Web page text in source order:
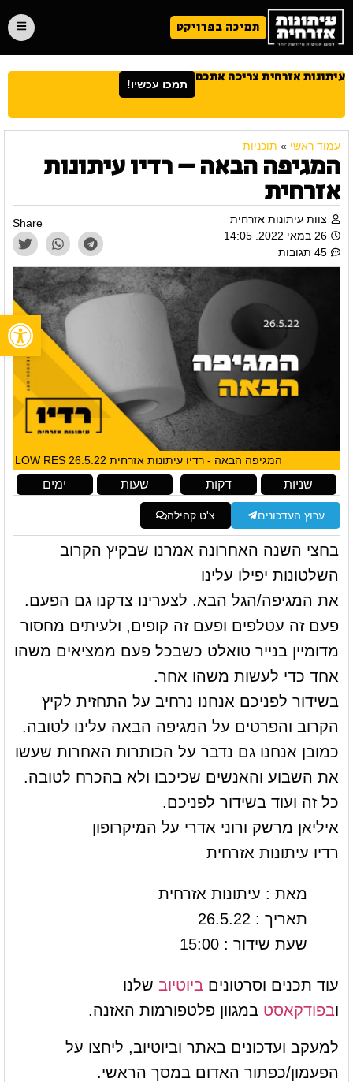
תמיכה בפרויקט
עיתונות אזרחית צריכה אתכם תמכו עכשיו!
עמוד ראשי » תוכניות
המגיפה הבאה – רדיו עיתונות
אזרחית
צוות עיתונות אזרחית
26 במאי 2022. 14:05
45 תגובות
Share
המגיפה הבאה - רדיו עיתונות אזרחית 26.5.22 LOW RES
ימים שעות דקות שניות
ערוץ העדכונים צ'ט קהילה
בחצי השנה האחרונה אמרנו שבקיץ הקרוב
השלטונות יפילו עלינו
את המגיפה/הגל הבא. לצערינו צדקנו גם הפעם.
פעם זה עטלפים ופעם זה קופים, ולעיתים מחסור
מדומיין בנייר טואלט כשבכל פעם ממציאים משהו
אחד כדי לעשות משהו אחר.
בשידור לפניכם אנחנו נרחיב על התחזית לקיץ
הקרוב והפרטים על המגיפה הבאה עלינו לטובה.
כמובן אנחנו גם נדבר על הכותרות האחרות שעשו
את השבוע והאנשים שכיכבו ולא בהכרח לטובה.
כל זה ועוד בשידור לפניכם.
איליאן מרשק ורוני אדרי על המיקרופון
רדיו עיתונות אזרחית
מאת : עיתונות אזרחית
תאריך : 26.5.22
שעת שידור : 15:00
עוד תכנים וסרטונים ביוטיוב שלנו
ובפודקאסט במגוון פלטפורמות האזנה.
למעקב ועדכונים באתר וביוטיוב, ליחצו על
הפעמון/כפתור האדום במסך הראשי.